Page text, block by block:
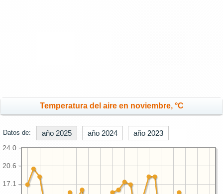
Temperatura del aire en noviembre, °C
Datos de: año 2025 año 2024 año 2023
17.1
20.6
24.0